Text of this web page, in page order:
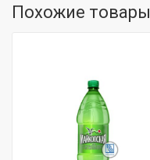
Похожие товары